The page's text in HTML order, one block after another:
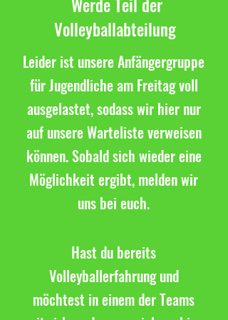
Werde Teil der
Volleyballabteilung
Leider ist unsere Anfängergruppe
für Jugendliche am Freitag voll
ausgelastet, sodass wir hier nur
auf unsere Warteliste verweisen
können. Sobald sich wieder eine
Möglichkeit ergibt, melden wir
uns bei euch.
Hast du bereits
Volleyballerfahrung und
möchtest in einem der Teams